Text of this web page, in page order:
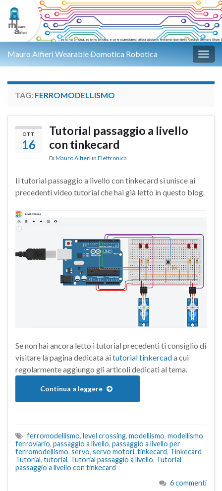
Mauro Alfieri Wearable Domotica Robotica
TAG: FERROMODELLISMO
OTT
16
Tutorial passaggio a livello
con tinkecard
DiMauro Alfieri in Elettronica
Il tutorial passaggio a livello con tinkecard si unisce ai
precedenti video tutorial che hai già letto in questo blog.
Se non hai ancora letto i tutorial precedenti ti consiglio di
visitare la pagina dedicata ai tutorial tinkercada cui
regolarmente aggiungo gli articoli dedicati al tema.
Continua a leggere
ferromodellismo, level crossing, modellismo, modellismo
ferroviario, passaggio a livello, passaggio a livello per
ferromodellismo, servo, servo motori, tinkecard, Tinkecard
Tutorial, tutorial, Tutorial passaggio a livello, Tutorial
passaggio a livello con tinkecard
6 commenti